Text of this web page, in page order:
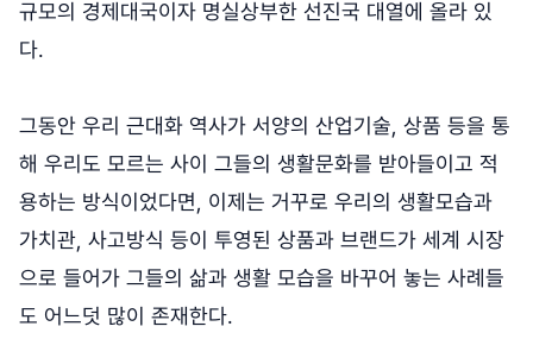
규모의 경제대국이자 명실상부한 선진국 대열에 올라 있
다.
그동안 우리 근대화 역사가 서양의 산업기술, 상품 등을 통
해 우리도 모르는 사이 그들의 생활문화를 받아들이고 적
용하는 방식이었다면, 이제는 거꾸로 우리의 생활모습과
가치관, 사고방식 등이 투영된 상품과 브랜드가 세계 시장
으로 들어가 그들의 삶과 생활 모습을 바꾸어 놓는 사례들
도 어느덧 많이 존재한다.